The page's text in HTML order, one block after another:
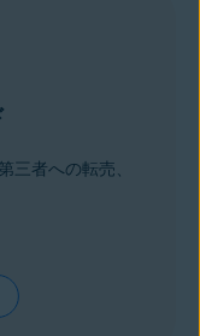
者への転売、